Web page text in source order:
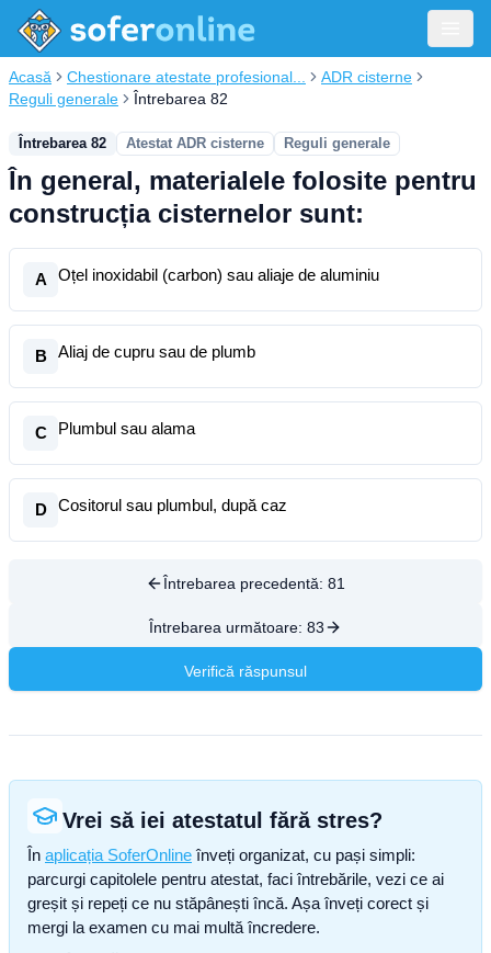
Acasă Chestionare atestate profesional...
ADR cisterne
Reguli generale
Întrebarea 82
Întrebarea 82 Atestat ADR cisterne Reguli generale
În general, materialele folosite pentru
construcția cisternelor sunt:
A Oțel inoxidabil (carbon) sau aliaje de aluminiu
B Aliaj de cupru sau de plumb
C Plumbul sau alama
D Cositorul sau plumbul, după caz
Întrebarea precedentă: 81
Întrebarea următoare: 83
Verifică răspunsul
Vrei să iei atestatul fără stres?
În aplicația SoferOnline înveți organizat, cu pași simpli:
parcurgi capitolele pentru atestat, faci întrebările, vezi ce ai
greșit și repeți ce nu stăpânești încă. Așa înveți corect și
mergi la examen cu mai multă încredere.